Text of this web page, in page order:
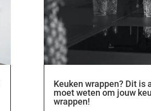
Keuken wrappen? Dit is
moet weten om jouw
wrappen!